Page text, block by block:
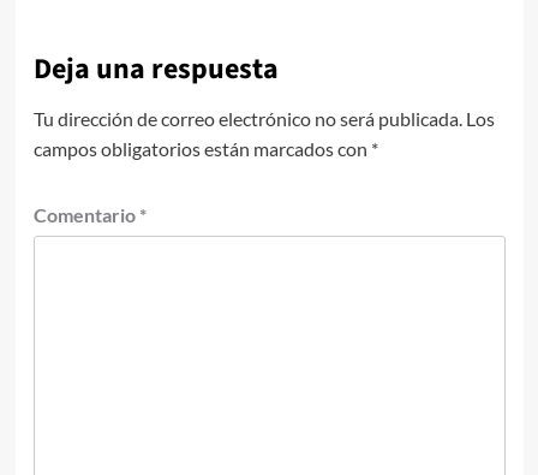
Deja una respuesta
Tu dirección de correo electrónico no será publicada. Los
campos obligatorios están marcados con *
Comentario *